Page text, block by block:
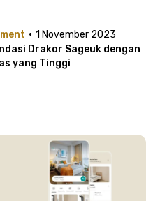
· 1 November 2023
Drakor Sageuk dengan
yang Tinggi